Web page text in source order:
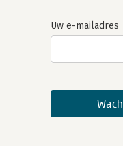
Uw e-mailadres